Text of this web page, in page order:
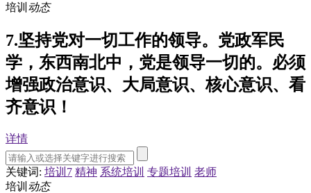
培训 动态
7.坚持党对一切工作的领导。党政军民
学，东西南北中，党是领导一切的。必须
增强政治意识、大局意识、核心意识、看
齐意识！
详情
关键词: 培训7 精神 系统培训 专题培训 老师
培训 动态